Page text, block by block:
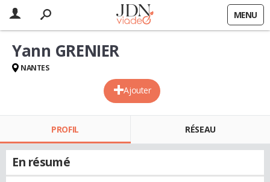
MENU
Ajouter
Yann GRENIER
NANTES
PROFIL RÉSEAU
En résumé